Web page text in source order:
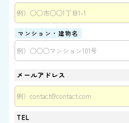
マンション・建物名
メールアドレス
TEL